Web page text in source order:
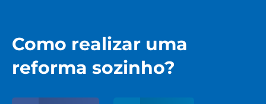
Como realizar uma
reforma sozinho?